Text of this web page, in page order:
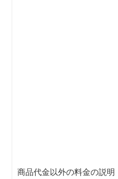
商品代金以外の料金の説明